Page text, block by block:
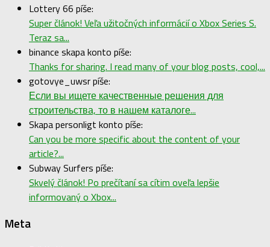
Lottery 66 píše:
Super článok! Veľa užitočných informácií o Xbox Series S.
Teraz sa...
binance skapa konto píše:
Thanks for sharing. I read many of your blog posts, cool,...
gotovye_uwsr píše:
Если вы ищете качественные решения для
строительства, то в нашем каталоге...
Skapa personligt konto píše:
Can you be more specific about the content of your
article?...
Subway Surfers píše:
Skvelý článok! Po prečítaní sa cítim oveľa lepšie
informovaný o Xbox...
Meta